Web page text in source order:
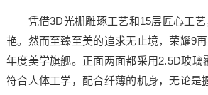
凭借3D光栅雕琢工艺和15层匠心工艺
艳。然而至臻至美的追求无止境，荣耀9
年度美学旗舰。正面两面都采用2.5D玻璃
符合人体工学，配合纤薄的机身，无论是